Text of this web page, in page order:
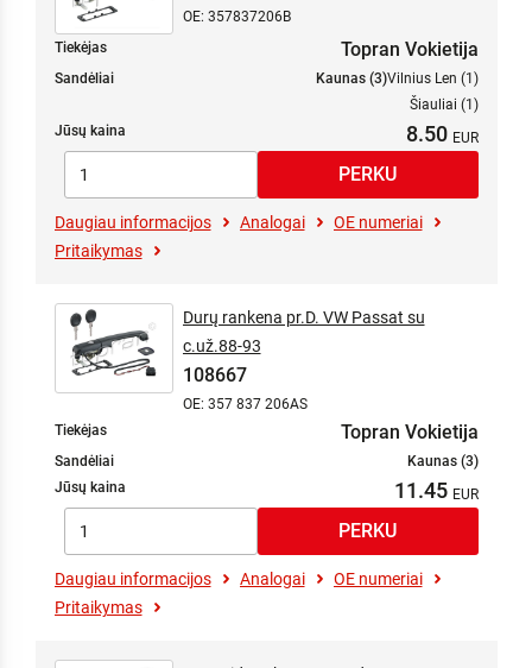
OE: 357837206B
Tiekėjas
Topran Vokietija
Sandėliai Kaunas (3)Vilnius Len (1)
Šiauliai (1)
Jūsų kaina
8.50
Daugiau informacijos Analogai
OE numeriai
Pritaikymas
Durų rankena pr.D. VW Passat su
c.už.88-93
108667
OE: 357 837 206AS
Tiekėjas
Topran Vokietija
Sandėliai
Kaunas (3)
Jūsų kaina
11.45
Daugiau informacijos Analogai
OE numeriai
Pritaikymas